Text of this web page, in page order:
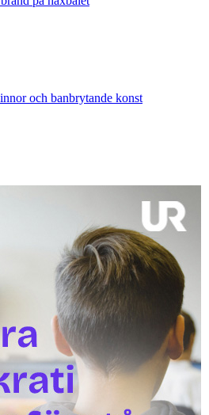
och banbrytande konst